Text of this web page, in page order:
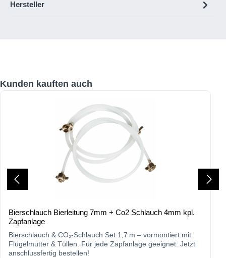
Hersteller
Produktgalerie überspringen
Kunden kauften auch
Bierschlauch Bierleitung 7mm + Co2 Schlauch 4mm kpl.
Zapfanlage
Bierschlauch & CO₂-Schlauch Set 1,7 m – vormontiert mit
Flügelmutter & Tüllen. Für jede Zapfanlage geeignet. Jetzt
anschlussfertig bestellen!